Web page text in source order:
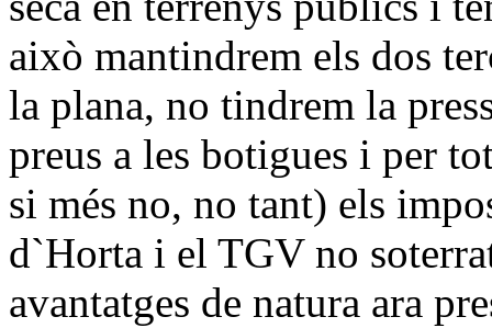
això mantindrem els dos
la plana, no tindrem la
preus a les botigues i per
si més no, no tant) els
d`Horta i el TGV no
avantatges de natura ara